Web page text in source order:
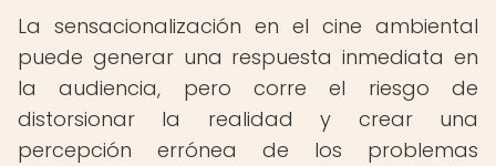
La sensacionalización en el cine ambiental
puede generar una respuesta inmediata en
la audiencia, pero corre el riesgo de
distorsionar la realidad y crear una
percepción errónea de los problemas